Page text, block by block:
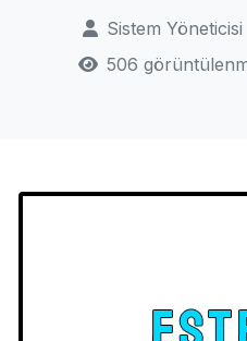
Sistem Yöneticisi
506